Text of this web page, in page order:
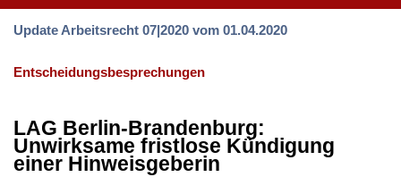
Update Arbeitsrecht 07|2020 vom 01.04.2020
Entscheidungsbesprechungen
LAG Berlin-Brandenburg:
Unwirksame fristlose Kündigung
einer Hinweisgeberin